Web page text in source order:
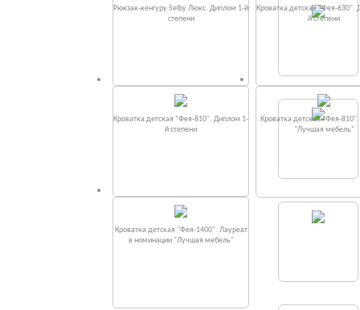
Рюкзак-кенгуру Selby Люкс. Диплом 1-й
степени
Кроватка детская "Фея-630".
й степени
Кроватка детская "Фея-810". Диплом 1-
й степени
Кроватка детская "Фея-
"Лучшая мебель"
Кроватка детская "Фея-1400". Лауреат
в номинации "Лучшая мебель"